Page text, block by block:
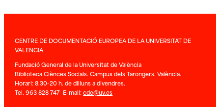
CENTRE DE DOCUMENTACIÓ EUROPEA DE LA UNIVERSITAT DE
VALENCIA
Fundació General de la Universitat de València
Biblioteca Ciènces Socials. Campus dels Tarongers. València.
Horari: 8.30-20 h. de dilluns a divendres.
Tel. 963 828 747 E-mail:cde@uv.es